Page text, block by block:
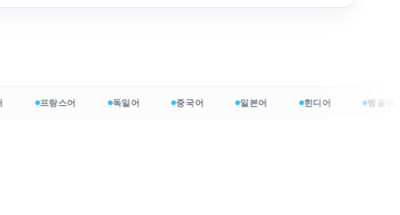
프랑스어 독일어 중국어 일본어 힌디어 벵골어